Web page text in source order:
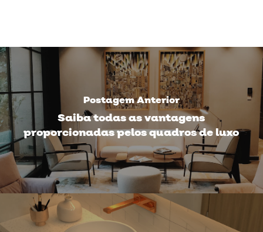
Postagem Anterior
Saiba todas as vantagens
proporcionadas pelos quadros de luxo